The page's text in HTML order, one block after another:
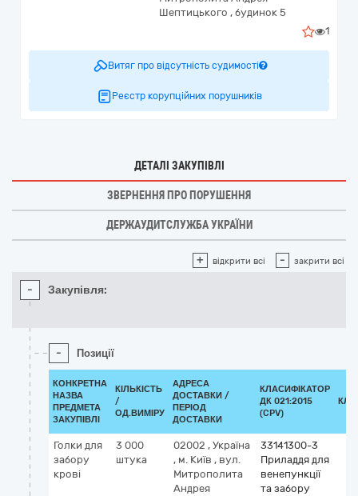
Шептицького , будинок 5
1
Витяг про відсутність судимості
Реєстр корупційних порушників
ДЕТАЛІ ЗАКУПІВЛІ
ЗВЕРНЕННЯ ПРО ПОРУШЕННЯ
ДЕРЖАУДИТСЛУЖБА УКРАЇНИ
+ відкрити всі - закрити всі
- Закупівля:
- Позиції
КОНКРЕТНА
НАЗВА
ПРЕДМЕТА
ЗАКУПІВЛІ
КІЛЬКІСТЬ
/
ОД.ВИМІРУ
АДРЕСА
ДОСТАВКИ /
ПЕРІОД
ДОСТАВКИ
КЛАСИФІКАТОР
ДК 021:2015
(CPV)
Голки для
забору
крові
3 000
штука
02002 , Україна
, м. Київ , вул.
Митрополита
Андрея
33141300-3
Приладдя для
венепункції
та забору